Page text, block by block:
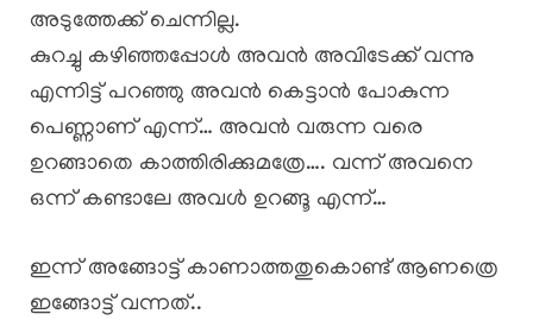
അടുത്തേക്ക് ചെന്നില്ല.
കുറച്ചു കഴിഞ്ഞപ്പോൾ അവൻ അവിടേക്ക് വന്നു
എന്നിട്ട് പറഞ്ഞു അവൻ കെട്ടാൻ പോകുന്ന
പെണ്ണാണ് എന്ന്… അവൻ വരുന്ന വരെ
ഉറങ്ങാതെ കാത്തിരിക്കുമത്രേ…. വന്ന് അവനെ
ഒന്ന് കണ്ടാലേ അവൾ ഉറങ്ങൂ എന്ന്…
ഇന്ന് അങ്ങോട്ട് കാണാത്തതുകൊണ്ട് ആണത്രെ
ഇങ്ങോട്ട് വന്നത്..